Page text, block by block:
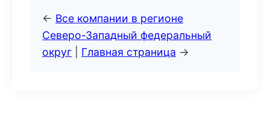
← Все компании в регионе
Северо-Западный федеральный
округ
Главная страница →